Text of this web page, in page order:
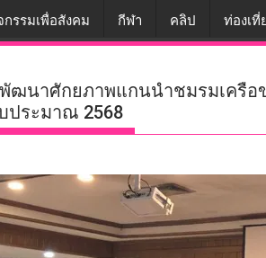
กรรมเพื่อสังคม กีฬา คลิป ท่องเที่
ฒนาศักยภาพแกนนำชมรมเครือ
ประมาณ 2568